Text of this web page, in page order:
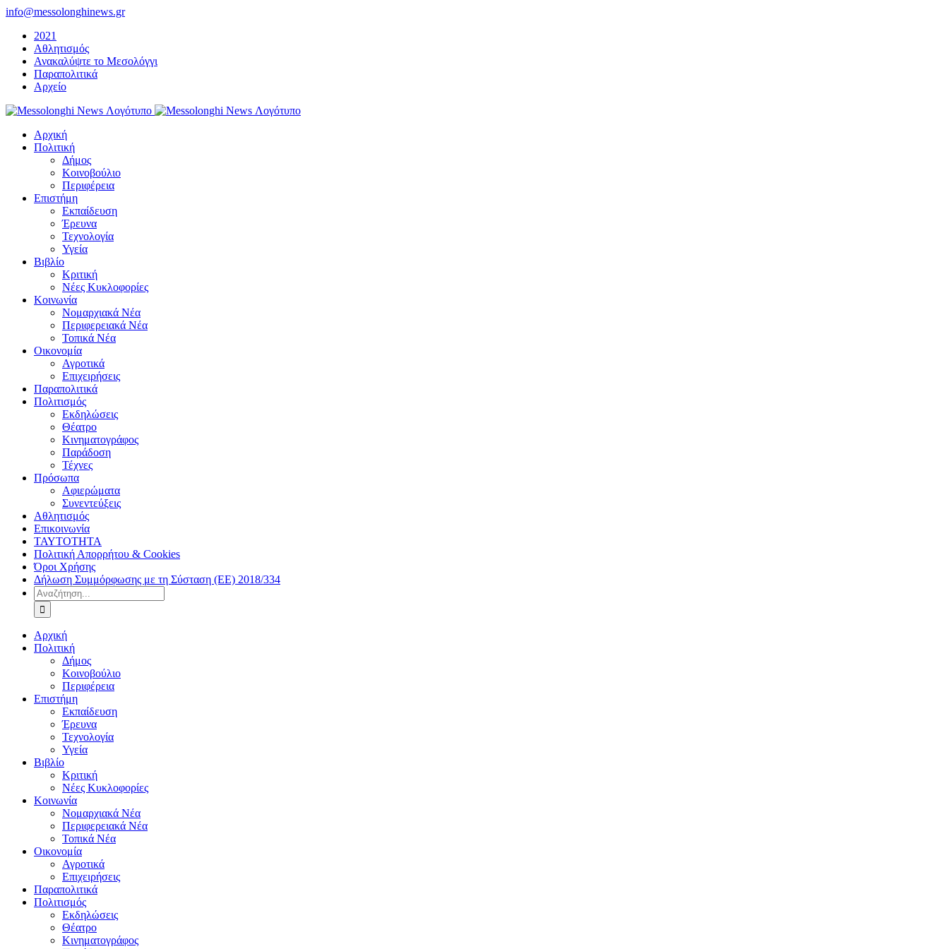
Μετάβαση
περιεχόμενο
info@messolonghinews.gr
2021
Αθλητισμός
Ανακαλύψτε το Μεσολόγγι
Παραπολιτικά
Αρχείο
Αρχική
Πολιτική
Δήμος
Κοινοβούλιο
Περιφέρεια
Επιστήμη
Εκπαίδευση
Έρευνα
Τεχνολογία
Υγεία
Βιβλίο
Κριτική
Νέες Κυκλοφορίες
Κοινωνία
Νομαρχιακά Νέα
Περιφερειακά Νέα
Τοπικά Νέα
Οικονομία
Αγροτικά
Επιχειρήσεις
Παραπολιτικά
Πολιτισμός
Εκδηλώσεις
Θέατρο
Κινηματογράφος
Παράδοση
Τέχνες
Πρόσωπα
Αφιερώματα
Συνεντεύξεις
Αθλητισμός
Επικοινωνία
ΤΑΥΤΟΤΗΤΑ
Πολιτική Απορρήτου & Cookies
Όροι Χρήσης
Δήλωση Συμμόρφωσης με τη Σύσταση (ΕΕ) 2018/334
Αναζήτηση
για:
Αρχική
Πολιτική
Δήμος
Κοινοβούλιο
Περιφέρεια
Επιστήμη
Εκπαίδευση
Έρευνα
Τεχνολογία
Υγεία
Βιβλίο
Κριτική
Νέες Κυκλοφορίες
Κοινωνία
Νομαρχιακά Νέα
Περιφερειακά Νέα
Τοπικά Νέα
Οικονομία
Αγροτικά
Επιχειρήσεις
Παραπολιτικά
Πολιτισμός
Εκδηλώσεις
Θέατρο
Κινηματογράφος